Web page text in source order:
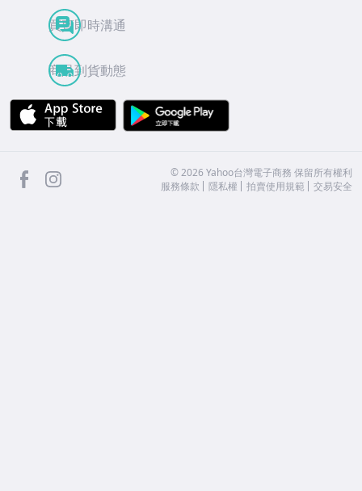
買賣即時溝通
商品到貨動態
APP Store
facebook ©2026 Yahoo台灣電子商務 保留所有權利
服務條款
隱私權 拍賣使用規範 交易安全